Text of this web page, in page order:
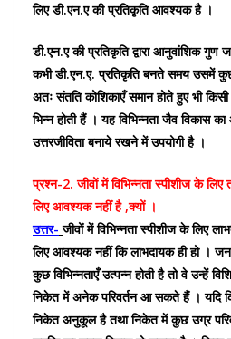
लिए डी.एन.ए की प्रतिकृति आवश्यक है ।
डी.एन.ए की प्रतिकृति द्वारा आनुवांशिक
कभी डी.एन.ए. प्रतिकृति बनते समय उसमें
अतः संतति कोशिकाएँ समान होते हुए भी
भिन्न होती हैं । यह विभिन्नता जैव विकास
उत्तरजीविता बनाये रखने में उपयोगी है ।
प्रश्न-2. जीवों में विभिन्नता स्पीशीज के लिए
लिए आवश्यक नहीं है ,क्यों ।
उत्तर- जीवों में विभिन्नता स्पीशीज के लिए
लिए आवश्यक नहीं कि लाभदायक ही हो ।
कुछ विभिन्नताएँ उत्पन्न होती है तो वे उन्हें
निकेत में अनेक परिवर्तन आ सकते हैं । यदि
निकेत अनुकूल है तथा निकेत में कुछ उग्र